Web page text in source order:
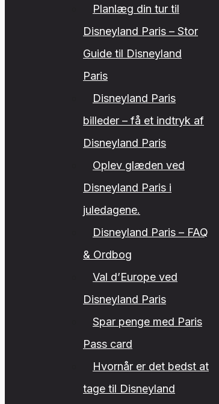
Planlæg din tur til
Disneyland Paris – Stor
Guide til Disneyland
Paris
Disneyland Paris
billeder – få et indtryk af
Disneyland Paris
Oplev glæden ved
Disneyland Paris i
juledagene.
Disneyland Paris – FAQ
& Ordbog
Val d’Europe ved
Disneyland Paris
Spar penge med Paris
Pass card
Hvornår er det bedst at
tage til Disneyland